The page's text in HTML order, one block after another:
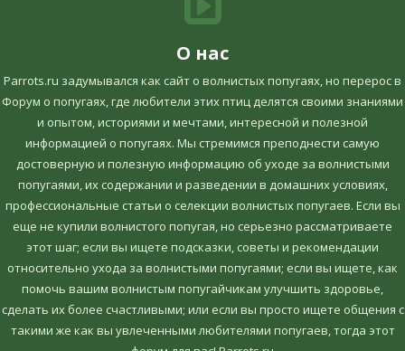
О нас
Parrots.ru задумывался как сайт о волнистых попугаях, но перерос в
Форум о попугаях, где любители этих птиц делятся своими знаниями
и опытом, историями и мечтами, интересной и полезной
информацией о попугаях. Мы стремимся преподнести самую
достоверную и полезную информацию об уходе за волнистыми
попугаями, их содержании и разведении в домашних условиях,
профессиональные статьи о селекции волнистых попугаев. Если вы
еще не купили волнистого попугая, но серьезно рассматриваете
этот шаг; если вы ищете подсказки, советы и рекомендации
относительно ухода за волнистыми попугаями; если вы ищете, как
помочь вашим волнистым попугайчикам улучшить здоровье,
сделать их более счастливыми; или если вы просто ищете общения с
такими же как вы увлеченными любителями попугаев, тогда этот